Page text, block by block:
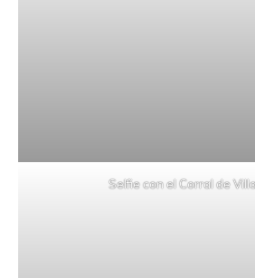
Selfie con el Corral de